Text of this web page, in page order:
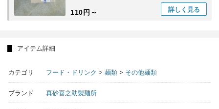
110円～ 詳しく 見る
アイテム詳細
カテゴリ フード・ドリンク > 麺類 > その他麺類
ブランド 真砂喜之助製麺所